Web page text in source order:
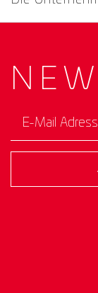
E-Mail Adresse